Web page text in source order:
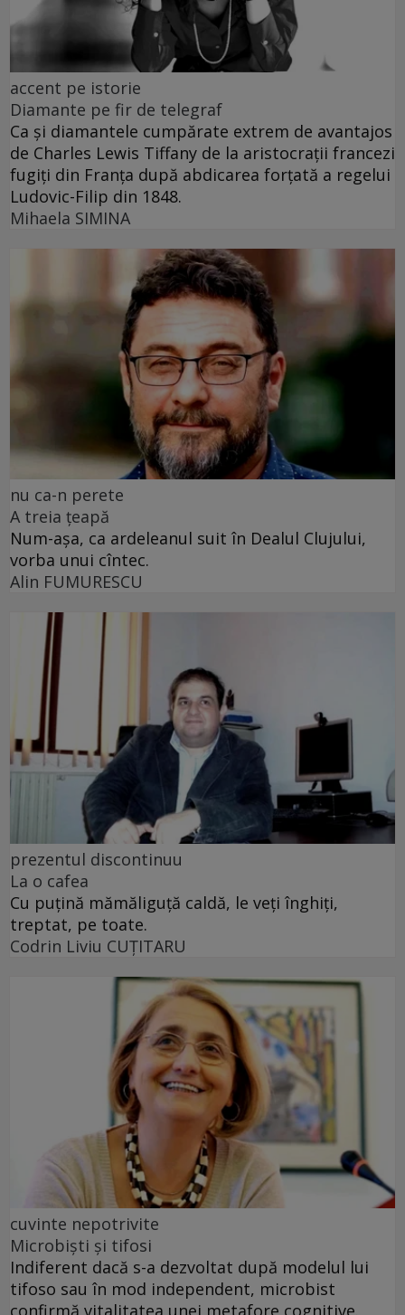
accent pe istorie
Diamante pe fir de telegraf
Ca și diamantele cumpărate extrem de avantajos
de Charles Lewis Tiffany de la aristocrații francezi
fugiți din Franța după abdicarea forțată a regelui
Ludovic-Filip din 1848.
Mihaela SIMINA
nu ca-n perete
A treia țeapă
Num-așa, ca ardeleanul suit în Dealul Clujului,
vorba unui cîntec.
Alin FUMURESCU
prezentul discontinuu
La o cafea
Cu puţină mămăliguţă caldă, le veţi înghiţi,
treptat, pe toate.
Codrin Liviu CUŢITARU
cuvinte nepotrivite
Microbiști și tifosi
Indiferent dacă s-a dezvoltat după modelul lui
tifoso sau în mod independent, microbist
confirmă vitalitatea unei metafore cognitive.